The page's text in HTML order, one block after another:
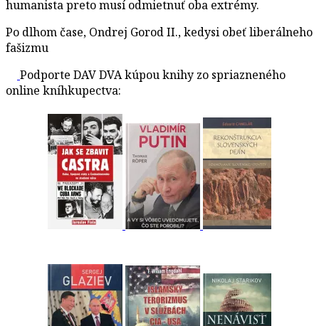
humanista preto musí odmietnuť oba extrémy.
Po dlhom čase, Ondrej Gorod II., kedysi obeť liberálneho
fašizmu
Podporte DAV DVA kúpou knihy zo spriazneného
online kníhkupectva: